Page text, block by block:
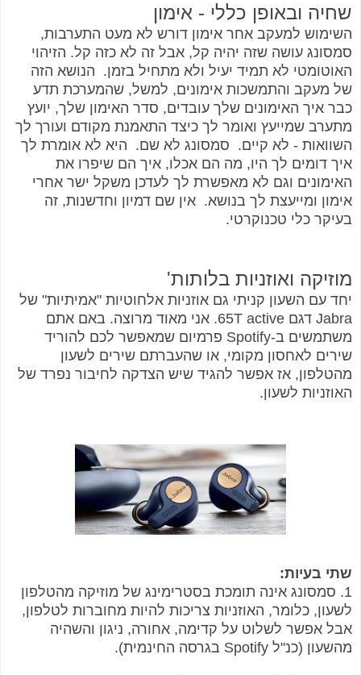
שחיה ובאופן כללי - אימון
השימוש למעקב אחר אימון דורש לא מעט התערבות,
סמסונג עושה שזה יהיה קל, אבל זה לא כזה קל. הזיהוי
האוטומטי לא תמיד יעיל ולא מתחיל בזמן. הנושא הזה
של מעקב והתמשכות אימונים, למשל, שהמערכת תדע
כבר איך האימונים שלך עובדים, סדר האימון שלך, יועץ
מתערב שמייעץ ואומר לך כיצד התאמנת מקודם ועורך לך
השוואות - לא קיים. סמסונג לא שם. היא לא אומרת לך
איך דומים לך היו, מה הם אכלו, איך הם שיפרו את
האימונים וגם לא מאפשרת לך לעדכן משקל ישר אחרי
אימון ומייעצת לך בנושא. אין שם דמיון וחדשנות, זה
בעיקר כלי טכנוקרטי.
מוזיקה ואוזניות בלותות'
יחד עם השעון קניתי גם אוזניות אלחוטיות "אמיתיות" של
Jabra דגם 65T active. אני מאוד מרוצה. באם אתם
משתמשים ב-Spotify פרמיום שמאפשר לכם להוריד
שירים לאחסון מקומי, או שהעברתם שירים לשעון
מהטלפון, אז אפשר להגיד שיש הצדקה לחיבור נפרד של
האוזניות לשעון.
שתי בעיות:
1. סמסונג אינה תומכת בסטרימינג של מוזיקה מהטלפון
לשעון, כלומר, האוזניות צריכות להיות מחוברות לטלפון,
אבל אפשר לשלוט על קדימה, אחורה, ניגון והשהיה
מהשעון (כנ"ל Spotify בגרסה החינמית).